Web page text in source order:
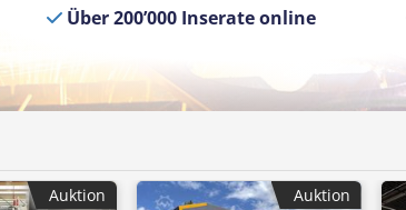
Über 200’000 Inserate online
Auktion Auktion